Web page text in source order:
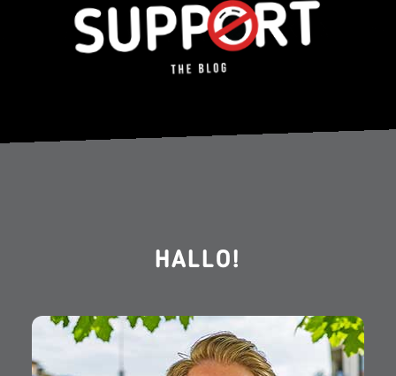
HALLO!